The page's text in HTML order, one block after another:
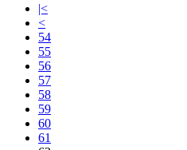
|<
<
54
55
56
57
58
59
60
61